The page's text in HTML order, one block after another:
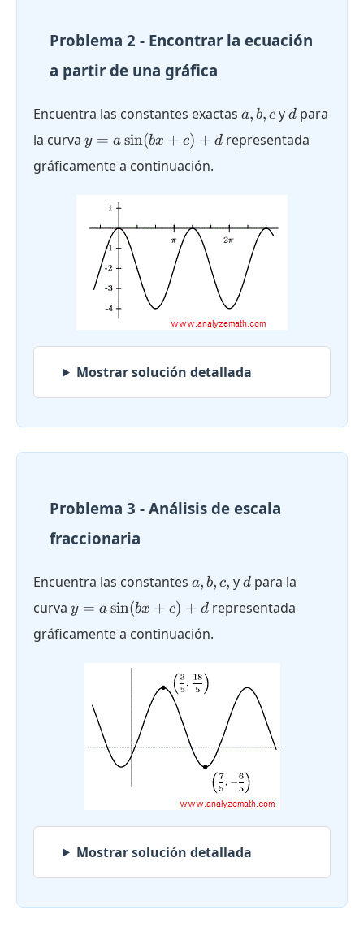
Problema 2 - Encontrar la ecuación
a partir de una gráfica
Encuentra las constantes exactas a,
c
a, b, c yd
d para
la curva y = a
+ c) +
y = a sin(bx + c) + drepresentada
gráficamente a continuación.
Mostrar solución detallada
Problema 3 - Análisis de escala
fraccionaria
Encuentra las constantes a,
b,
c,
a, b, c, yd
d para la
curva y = a
\sin(bx
+ c) +
y = a sin(bx + c) + drepresentada
gráficamente a continuación.
Mostrar solución detallada